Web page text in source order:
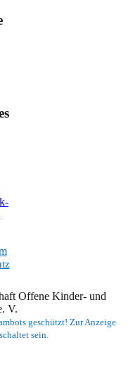
Offene Kinder- und
V.
geschützt! Zur Anzeige
sein.